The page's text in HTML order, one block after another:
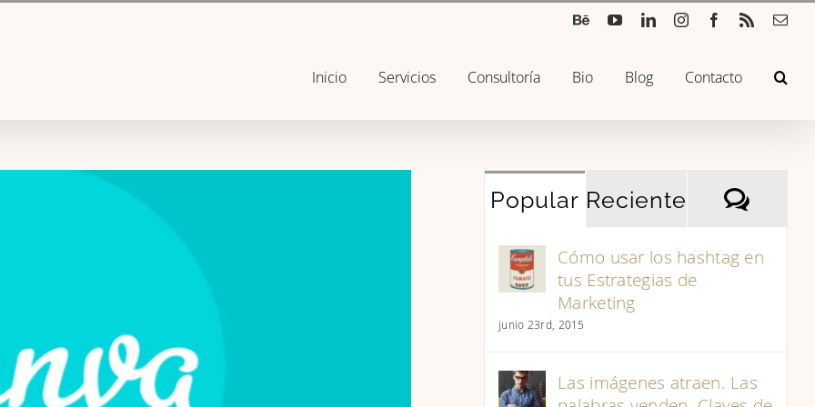
BéhanceYouTubeLinkedInInstagramFacebook
Rss
Inicio Servicios Consultoría Bio Blog Contacto
Popular Reciente
Cómo usar los hashtag en
tus Estrategias de
Marketing
junio 23rd, 2015
Las imágenes atraen. Las